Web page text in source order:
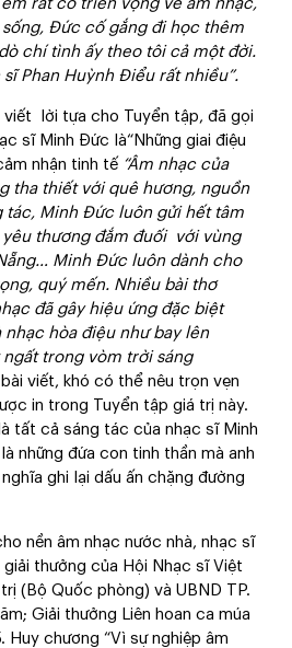
rất có triển vọng về âm nhạc,
Đức cố gắng đi học thêm
chí tình ấy theo tôi cả một đời.
Phan Huỳnh Điểu rất nhiều”.
viết lời tựa cho Tuyển tập, đã gọi
sĩ Minh Đức là“Những giai điệu
nhận tinh tế “Âm nhạc của
tha thiết với quê hương, nguồn
tác, Minh Đức luôn gửi hết tâm
thương đắm đuối với vùng
Minh Đức luôn dành cho
quý mến. Nhiều bài thơ
đã gây hiệu ứng đặc biệt
hòa điệu như bay lên
trong vòm trời sáng
bài viết, khó có thể nêu trọn vẹn
in trong Tuyển tập giá trị này.
tất cả sáng tác của nhạc sĩ Minh
những đứa con tinh thần mà anh
ghi lại dấu ấn chặng đường
nền âm nhạc nước nhà, nhạc sĩ
thưởng của Hội Nhạc sĩ Việt
(Bộ Quốc phòng) và UBND TP.
Giải thưởng Liên hoan ca múa
Huy chương “Vì sự nghiệp âm